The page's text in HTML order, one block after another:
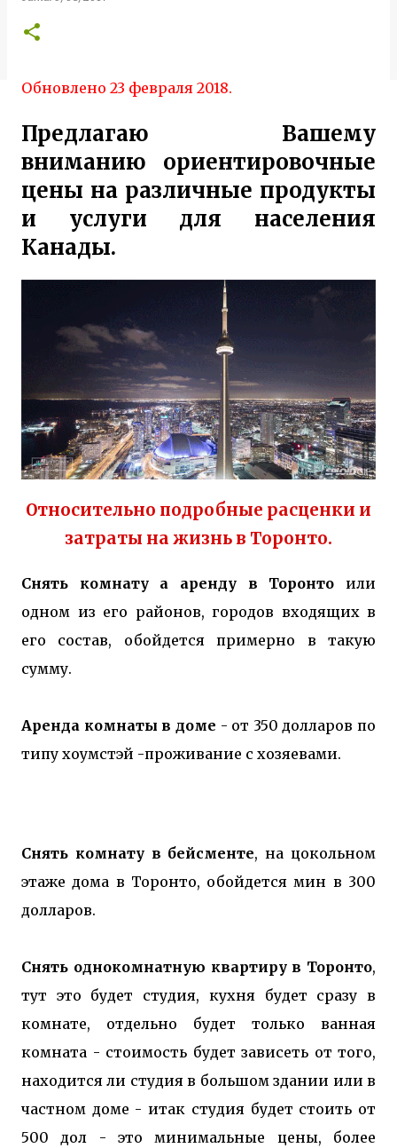
Обновлено 23 февраля 2018.
Предлагаю Вашему
вниманию ориентировочные
цены на различные продукты
и услуги для населения
Канады.
Относительно подробные расценки и
затраты на жизнь в Торонто.
Снять комнату а аренду в Торонто или
одном из его районов, городов входящих в
его состав, обойдется примерно в такую
сумму.
Аренда комнаты в доме - от 350 долларов по
типу хоумстэй -проживание с хозяевами.
Снять комнату в бейсменте, на цокольном
этаже дома в Торонто, обойдется мин в 300
долларов.
Снять однокомнатную квартиру в Торонто,
тут это будет студия, кухня будет сразу в
комнате, отдельно будет только ванная
комната - стоимость будет зависеть от того,
находится ли студия в большом здании или в
частном доме - итак студия будет стоить от
500 дол - это минимальные цены, более